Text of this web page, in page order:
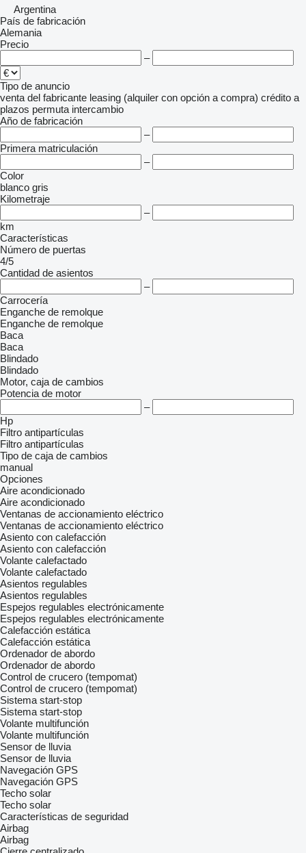
Argentina
País de fabricación
Alemania
Precio
–
Tipo de anuncio
venta del fabricante leasing (alquiler con opción a compra) crédito a
plazos permuta intercambio
Año de fabricación
–
Primera matriculación
–
Color
blanco gris
Kilometraje
–
km
Características
Número de puertas
4/5
Cantidad de asientos
–
Carrocería
Enganche de remolque
Enganche de remolque
Baca
Baca
Blindado
Blindado
Motor, caja de cambios
Potencia de motor
–
Hp
Filtro antipartículas
Filtro antipartículas
Tipo de caja de cambios
manual
Opciones
Aire acondicionado
Aire acondicionado
Ventanas de accionamiento eléctrico
Ventanas de accionamiento eléctrico
Asiento con calefacción
Asiento con calefacción
Volante calefactado
Volante calefactado
Asientos regulables
Asientos regulables
Espejos regulables electrónicamente
Espejos regulables electrónicamente
Calefacción estática
Calefacción estática
Ordenador de abordo
Ordenador de abordo
Control de crucero (tempomat)
Control de crucero (tempomat)
Sistema start-stop
Sistema start-stop
Volante multifunción
Volante multifunción
Sensor de lluvia
Sensor de lluvia
Navegación GPS
Navegación GPS
Techo solar
Techo solar
Características de seguridad
Airbag
Airbag